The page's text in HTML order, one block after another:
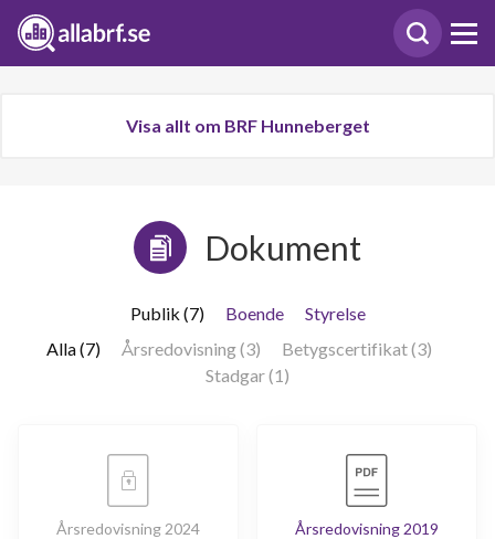
Visa allt om BRF Hunneberget
Dokument
Publik (7) Boende
Styrelse
Alla (7)
Årsredovisning (3)
Betygscertifikat (3)
Stadgar (1)
Årsredovisning 2024 Årsredovisning 2019